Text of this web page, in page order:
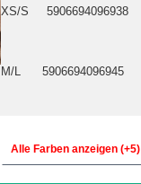
XS/S 5906694096938
M/L 5906694096945
Alle Farben anzeigen (+5)